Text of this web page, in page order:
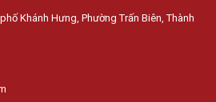
Khánh Hưng, Phường Trấn Biên, Thành